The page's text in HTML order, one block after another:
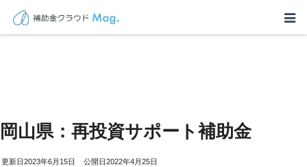
岡山県：再投資サポート補助金
2023年6月15日 2022年4月25日